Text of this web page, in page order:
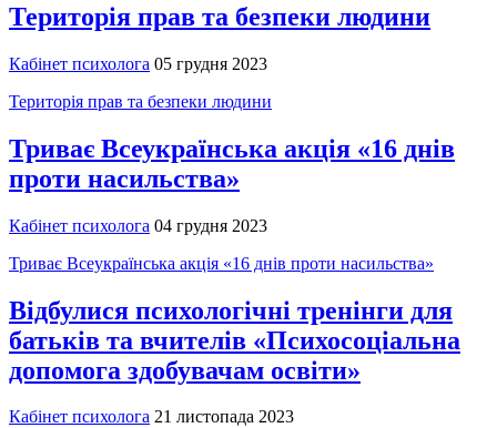
Територія прав та безпеки людини
Кабінет психолога 05 грудня 2023
Територія прав та безпеки людини
Триває Всеукраїнська акція «16 днів
проти насильства»
Кабінет психолога 04 грудня 2023
Триває Всеукраїнська акція «16 днів проти насильства»
Відбулися психологічні тренінги для
батьків та вчителів «Психосоціальна
допомога здобувачам освіти»
Кабінет психолога 21 листопада 2023